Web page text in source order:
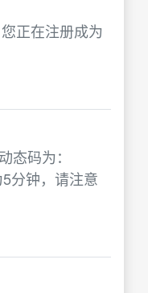
正在注册成为
态码为：
分钟，请注意